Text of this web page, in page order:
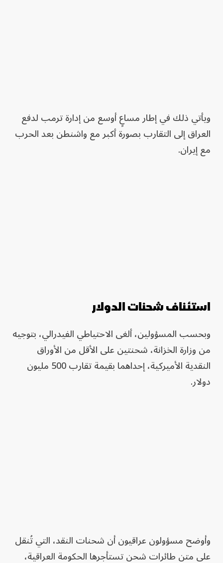
ويأتي ذلك في إطار مساعٍ أوسع من إدارة ترمب لدفع
العراق إلى التقارب بصورة أكبر مع واشنطن بعد الحرب
مع إيران.
استئناف شحنات الدولار
وبحسب المسؤولين، ألغى الاحتياطي الفيدرالي، بتوجيه
من وزارة الخزانة، شحنتين على الأقل من الأوراق
النقدية الأميركية، إحداهما بقيمة تقارب 500 مليون
دولار.
وأوضح مسؤولون عراقيون أن شحنات النقد، التي تُنقل
على متن طائرات شحن تستأجرها الحكومة العراقية،